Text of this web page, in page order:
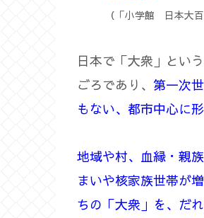
（「小学館 日本大
日本で「大衆」とい
ごろであり、 第一次
もない、都市中心に
地域や村、血縁・親
まいや核家族世帯が
ちの「大衆」を、だ